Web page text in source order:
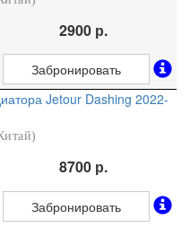
2900 р.
Забронировать
Jetour Dashing 2022-
8700 р.
Забронировать